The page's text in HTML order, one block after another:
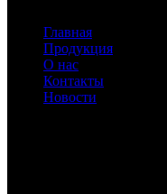
Главная
Продукция
О нас
Контакты
Новости